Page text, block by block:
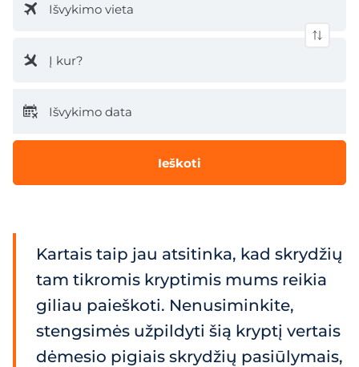
Išvykimo vieta
Į kur?
Išvykimo data
Ieškoti
Kartais taip jau atsitinka, kad skrydžių
tam tikromis kryptimis mums reikia
giliau paieškoti. Nenusiminkite,
stengsimės užpildyti šią kryptį vertais
dėmesio pigiais skrydžių pasiūlymais,